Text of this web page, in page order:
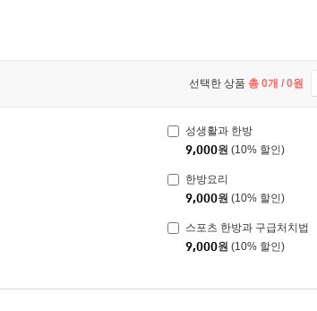
선택한 상품 총 0개 / 0원
성생활과 한방
9,000원 (10% 할인)
한방요리
9,000원 (10% 할인)
스포츠 한방과 구급처치법
9,000원 (10% 할인)